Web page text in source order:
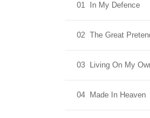
01 In My Defence
02 The Great
03 Living On My
04 Made In Heaven